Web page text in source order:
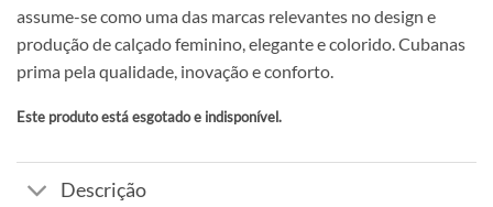
assume-se como uma das marcas relevantes no design e
produção de calçado feminino, elegante e colorido. Cubanas
prima pela qualidade, inovação e conforto.
Este produto está esgotado e indisponível.
Alternative:
Descrição